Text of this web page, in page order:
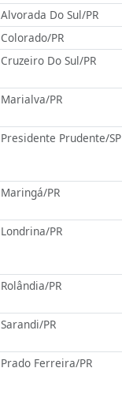
Alvorada Do Sul/PR
Colorado/PR
Cruzeiro Do Sul/PR
Marialva/PR
Presidente Prudente/SP
Maringá/PR
Londrina/PR
Rolândia/PR
Sarandi/PR
Prado Ferreira/PR